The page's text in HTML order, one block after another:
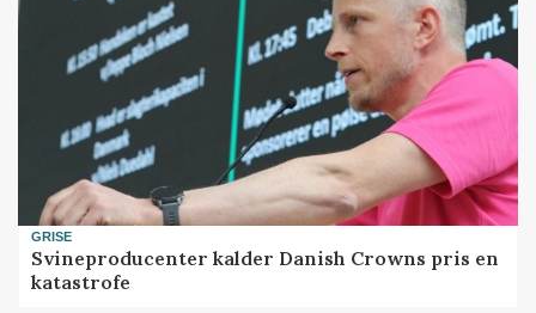
GRISE
Svineproducenter kalder Danish Crowns pris en
katastrofe